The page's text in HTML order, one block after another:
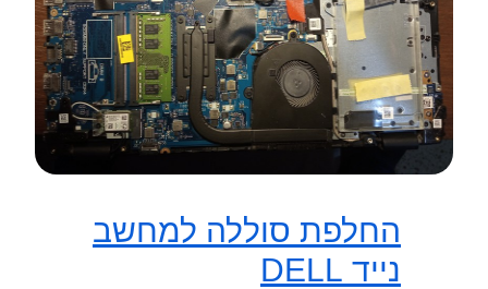
החלפת סוללה למחשב
נייד DELL